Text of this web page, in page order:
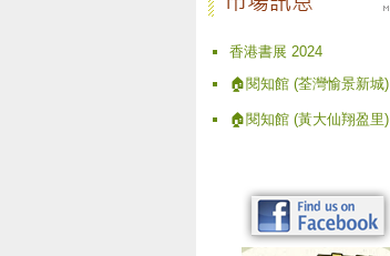
香港書展 2024
🏠閱知館 (荃灣愉景新城)
🏠閱知館 (黃大仙翔盈里)